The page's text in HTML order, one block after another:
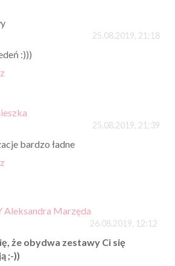
25.08.2019, 21:18
:)))
25.08.2019, 21:39
bardzo ładne
Aleksandra Marzęda
26.08.2019, 12:12
że obydwa zestawy Ci się
;-))